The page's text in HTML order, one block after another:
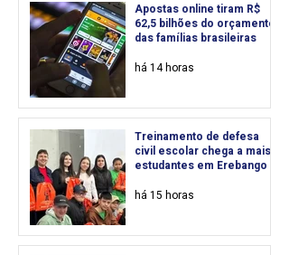
Apostas online tiram R$
62,5 bilhões do orçamento
das famílias brasileiras
há 14 horas
Treinamento de defesa
civil escolar chega a mais
estudantes em Erebango
há 15 horas